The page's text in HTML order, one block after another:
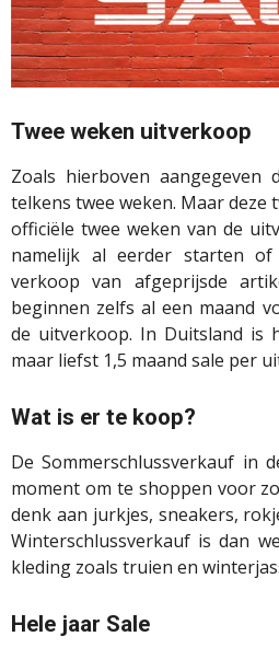
Twee weken uitverkoop
Zoals hierboven aangegeven
telkens twee weken. Maar deze
officiële twee weken van de
namelijk al eerder starten
verkoop van afgeprijsde
beginnen zelfs al een maand
de uitverkoop. In Duitsland is
maar liefst 1,5 maand sale per
Wat is er te koop?
De Sommerschlussverkauf in
moment om te shoppen voor
denk aan jurkjes, sneakers,
Winterschlussverkauf is dan
kleding zoals truien en
Hele jaar Sale